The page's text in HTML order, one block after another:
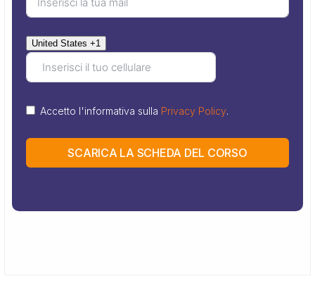
United States +1
Accetto l'informativa sulla Privacy Policy.
SCARICA LA SCHEDA DEL CORSO